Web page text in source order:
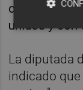
unidos y con
La diputada
indicado